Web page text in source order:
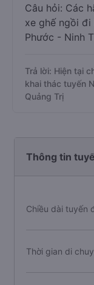
Câu hỏi: Các
xe ghế ngồi đi
Phước - Ninh
Trả lời: Hiện tại
khai thác tuyến
Quảng Trị
Thông tin
Chiều dài tuyến
Thời gian di